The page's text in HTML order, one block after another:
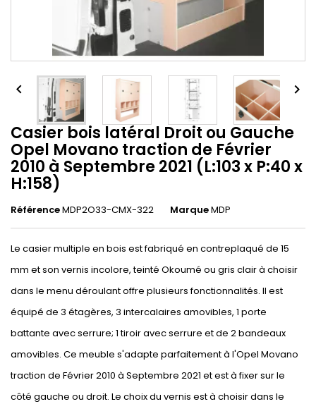
 
Casier bois latéral Droit ou Gauche
Opel Movano traction de Février
2010 à Septembre 2021 (L:103 x P:40 x
H:158)
RéférenceMDP2O33-CMX-322 MarqueMDP
Le casier multiple en bois est fabriqué en contreplaqué de 15
mm et son vernis incolore, teinté Okoumé ou gris clair à choisir
dans le menu déroulant offre plusieurs fonctionnalités. Il est
équipé de 3 étagères, 3 intercalaires amovibles, 1 porte
battante avec serrure; 1 tiroir avec serrure et de 2 bandeaux
amovibles. Ce meuble s'adapte parfaitement à l'Opel Movano
traction de Février 2010 à Septembre 2021 et est à fixer sur le
côté gauche ou droit. Le choix du vernis est à choisir dans le